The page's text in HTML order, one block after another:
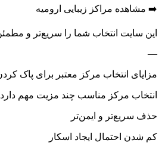
➡️ مشاهده مراکز زیبایی ارومیه
این سایت انتخاب شما را سریع‌تر و
—
مزایای انتخاب مرکز معتبر برای پاک
انتخاب مرکز مناسب چند مزیت مهم
حذف سریع‌تر و ایمن‌تر
کم شدن احتمال ایجاد اسکار